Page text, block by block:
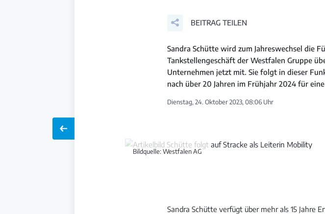
BEITRAG TEILEN
Sandra Schütte wird zum Jahreswechsel die
Tankstellengeschäft der Westfalen Gruppe
Unternehmen jetzt mit. Sie folgt in dieser
nach über 20 Jahren im Frühjahr 2024 für
Dienstag, 24. Oktober 2023, 08:06 Uhr
Bildquelle: Westfalen AG
Sandra Schütte verfügt über mehr als 15 Jahre